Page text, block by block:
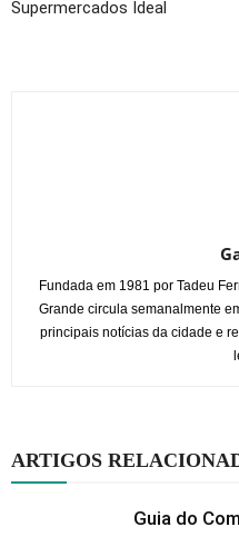
Supermercados Ideal
Fundada em 1981 por Tadeu
Grande circula semanalmente
principais notícias da cidade e
ARTIGOS
Guia do